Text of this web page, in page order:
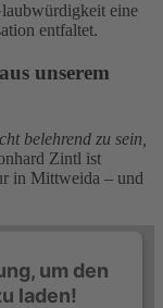
eine
entfaltet.
unserem
belehrend zu sein,
Zintl ist
in Mittweida – und
um den
laden!